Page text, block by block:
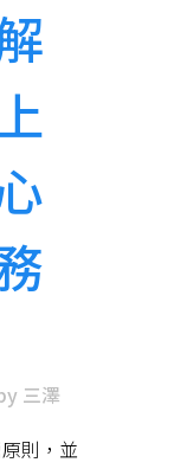
三澤
則，並